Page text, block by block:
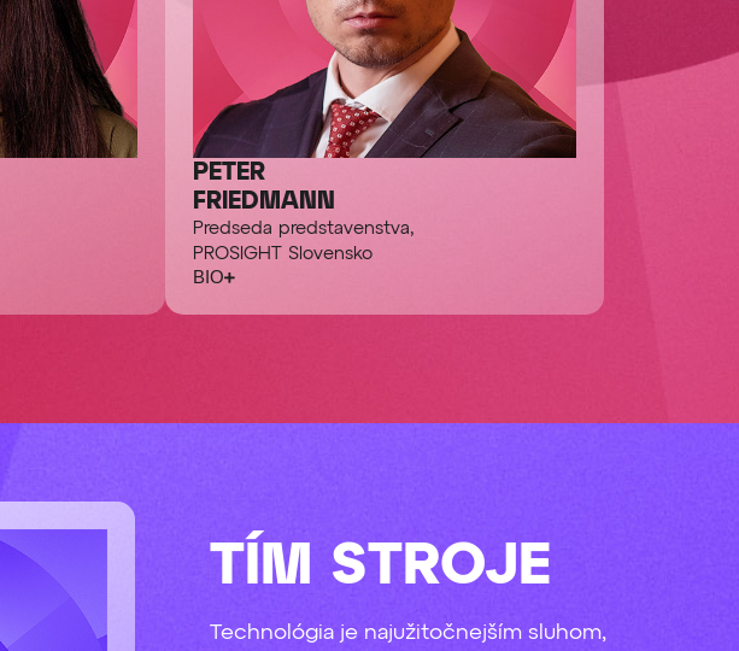
PETER
FRIEDMANN
Predseda predstavenstva,
PROSIGHT Slovensko
BIO
TÍM STROJE
Technológia je najužitočnejším sluhom,